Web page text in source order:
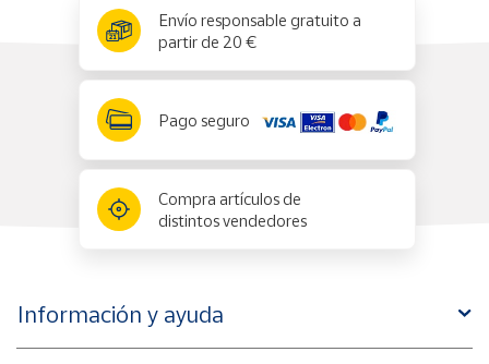
Envío responsable gratuito a
partir de 20 €
Pago seguro
Compra artículos de
distintos vendedores
Información y ayuda